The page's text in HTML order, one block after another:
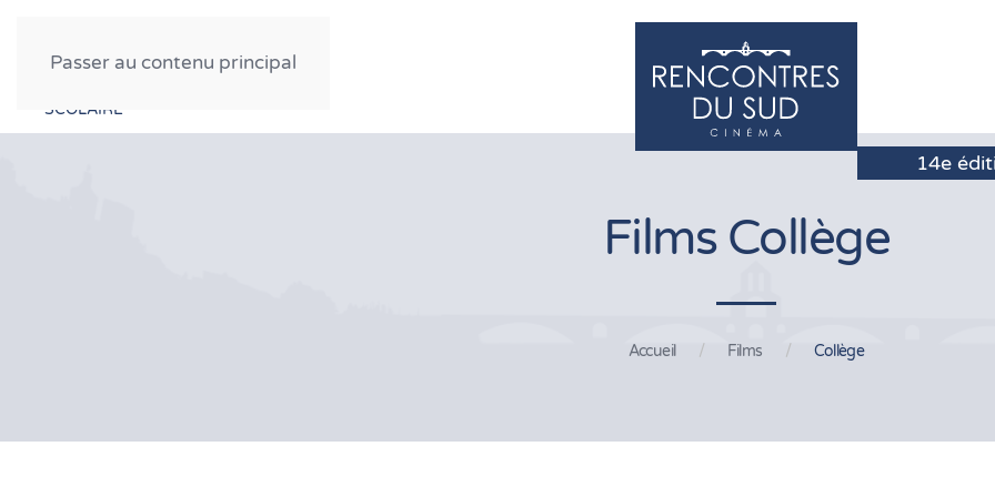
Passer au contenu principal
PROFESSIONNEL
SCOLAIRE
Films Collège
Accueil Films Collège